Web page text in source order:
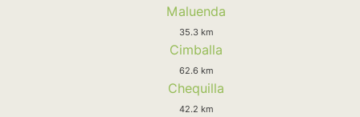
Maluenda
35.3 km
Cimballa
62.6 km
Chequilla
42.2 km